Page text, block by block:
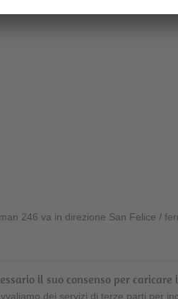
246 va in direzione San Felice /
il suo consenso per caricare
dei servizi di terze parti per